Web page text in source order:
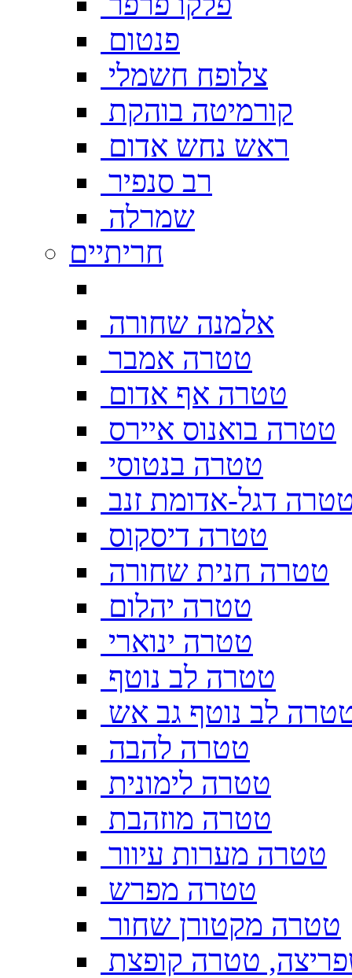
פנטום
צלופח חשמלי
קורמיטה בוהקת
ראש נחש אדום
רב סנפיר
שמרלה
חריתיים
אלמנה שחורה
טטרה אמבר
טטרה אף אדום
טטרה בואנוס איירס
טטרה בנטוסי
דגל-אדומת זנב
טטרה דיסקוס
טטרה חנית שחורה
טטרה יהלום
טטרה ינוארי
טטרה לב נוטף
לב נוטף גב אש
טטרה להבה
טטרה לימונית
טטרה מוזהבת
טטרה מערות עיוור
טטרה מפרש
טטרה מקטורן שחור
טטרה קופצת